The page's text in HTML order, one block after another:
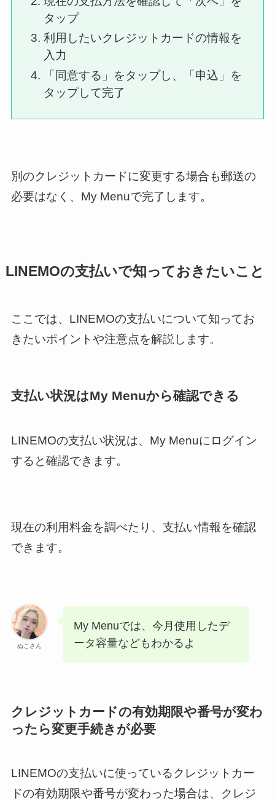
タップ
利用したいクレジットカードの情報を
入力
「同意する」をタップし、「申込」を
タップして完了
別のクレジットカードに変更する場合も郵送の
必要はなく、My Menuで完了します。
LINEMOの支払いで知っておきたいこと
ここでは、LINEMOの支払いについて知ってお
きたいポイントや注意点を解説します。
支払い状況はMy Menuから確認できる
LINEMOの支払い状況は、My Menuにログイン
すると確認できます。
現在の利用料金を調べたり、支払い情報を確認
できます。
ぬこさん
My Menuでは、今月使用したデ
ータ容量などもわかるよ
クレジットカードの有効期限や番号が変わ
ったら変更手続きが必要
LINEMOの支払いに使っているクレジットカー
ドの有効期限や番号が変わった場合は、クレジ